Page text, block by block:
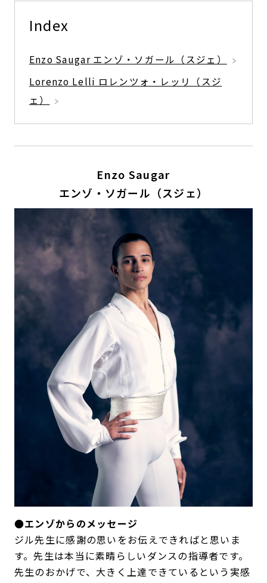
Index
Enzo Saugar エンゾ・ソガール（スジェ）
Lorenzo Lelli ロレンツォ・レッリ（スジ
ェ）
Enzo Saugar
エンゾ・ソガール（スジェ）
●エンゾからのメッセージ
ジル先生に感謝の思いをお伝えできればと思いま
す。先生は本当に素晴らしいダンスの指導者です。
先生のおかげで、大きく上達できているという実感